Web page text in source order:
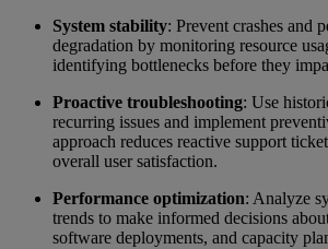
System stability: Prevent crashes and
degradation by monitoring resource
identifying bottlenecks before they
Proactive troubleshooting: Use
recurring issues and implement
approach reduces reactive support
overall user satisfaction.
Performance optimization: Analyze
trends to make informed decisions
software deployments, and capacity